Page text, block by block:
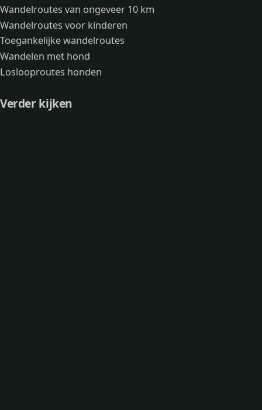
Wandelroutes van ongeveer 10 km
Wandelroutes voor kinderen
Toegankelijke wandelroutes
Wandelen met hond
Loslooproutes honden
Verder kijken